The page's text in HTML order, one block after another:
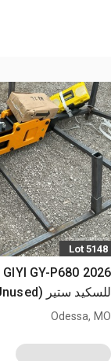
Lot 5148
للسكيد ستير (Unused)
Odessa, MO